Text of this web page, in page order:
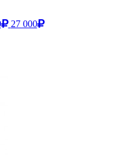
27 000